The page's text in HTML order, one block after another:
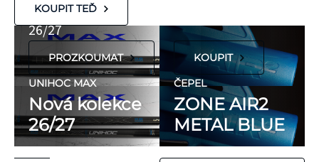
KOUPIT TEĎ
Nová kolekce
26/27
PROZKOUMAT
UNIHOC MAX
Nová kolekce
26/27
KOUPIT
ČEPEL
ZONE AIR2
METAL BLUE
FLORBALOVÉ HOLE
UNIHOC
hypoalergenní,
neobsahují latex
ani přírodní
kaučuk. Obsahují
minimum
potenciálně
nežádoucích látek,